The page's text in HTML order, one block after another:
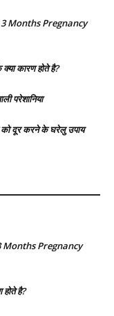
3 Months Pregnancy
कारण होते है?
परेशानिया
दूर करने के घरेलु उपाय
3 Months Pregnancy
है?